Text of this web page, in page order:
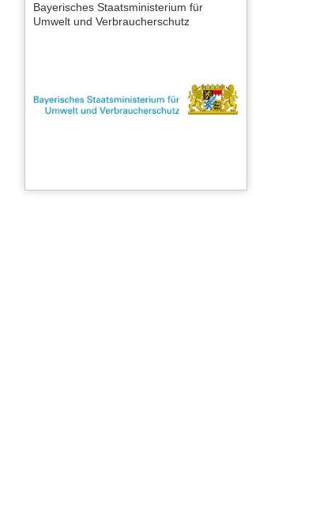
Bayerisches Staatsministerium für
Umwelt und Verbraucherschutz